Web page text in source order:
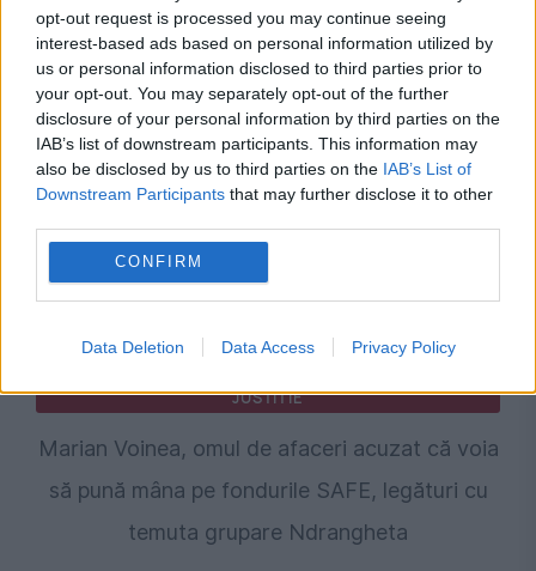
opt-out request is processed you may continue seeing
interest-based ads based on personal information utilized by
us or personal information disclosed to third parties prior to
your opt-out. You may separately opt-out of the further
disclosure of your personal information by third parties on the
IAB’s list of downstream participants. This information may
also be disclosed by us to third parties on the IAB’s List of
Downstream Participants that may further disclose it to other
CONFIRM
Data Deletion Data Access Privacy Policy
Recomandările noastre
JUSTITIE
Marian Voinea, omul de afaceri acuzat că voia
să pună mâna pe fondurile SAFE, legături cu
temuta grupare Ndrangheta